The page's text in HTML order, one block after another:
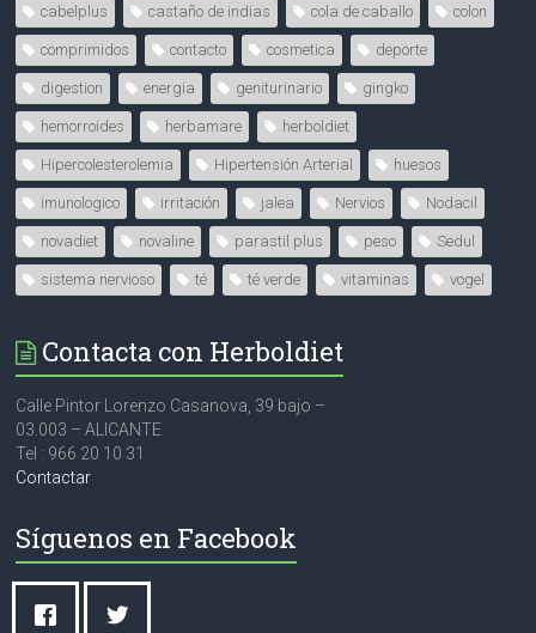
cabelplus castaño de indias cola de caballo colon
comprimidos contacto cosmetica deporte
digestion energia geniturinario gingko
hemorroides herbamare herboldiet
Hipercolesterolemia Hipertensión Arterial huesos
imunologico irritación jalea Nervios Nodacil
novadiet novaline parastil plus peso Sedul
sistema nervioso té té verde vitaminas vogel
Contacta con Herboldiet
Calle Pintor Lorenzo Casanova, 39 bajo –
03.003 – ALICANTE
Tel : 966 20 10 31
Contactar
Síguenos en Facebook